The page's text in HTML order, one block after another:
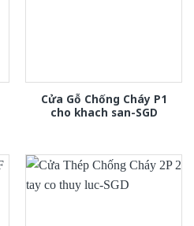
Cửa Gỗ Chống Cháy P1
cho khach san-SGD